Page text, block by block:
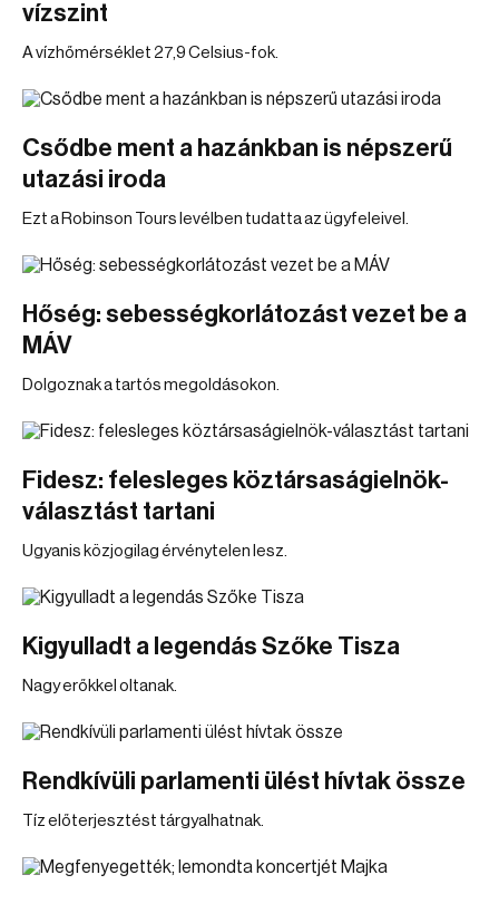
vízszint
A vízhőmérséklet 27,9 Celsius-fok.
Csődbe ment a hazánkban is népszerű
utazási iroda
Ezt a Robinson Tours levélben tudatta az ügyfeleivel.
Hőség: sebességkorlátozást vezet be a
MÁV
Dolgoznak a tartós megoldásokon.
Fidesz: felesleges köztársaságielnök-
választást tartani
Ugyanis közjogilag érvénytelen lesz.
Kigyulladt a legendás Szőke Tisza
Nagy erőkkel oltanak.
Rendkívüli parlamenti ülést hívtak össze
Tíz előterjesztést tárgyalhatnak.